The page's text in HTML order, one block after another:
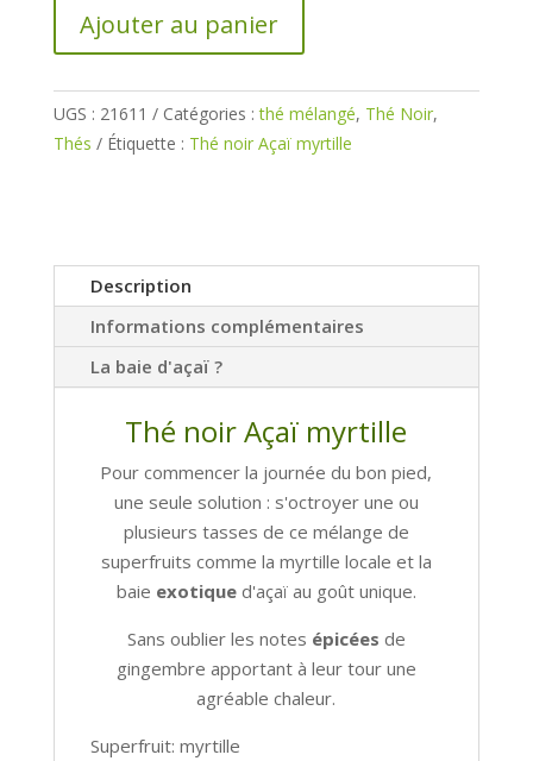
noir
myrtille
Ajouter au panier
UGS : 21611 Catégories :thé mélangé, Thé Noir,
Thés
Étiquette : Thé noir Açaï myrtille
Description
Informations complémentaires
La baie d'açaï ?
Thé noir Açaï myrtille
Pour commencer la journée du bon pied,
une seule solution : s'octroyer une ou
plusieurs tasses de ce mélange de
superfruits comme la myrtille locale et la
baie exotique d'açaï au goût unique.
Sans oublier les notes épicées de
gingembre apportant à leur tour une
agréable chaleur.
Superfruit: myrtille